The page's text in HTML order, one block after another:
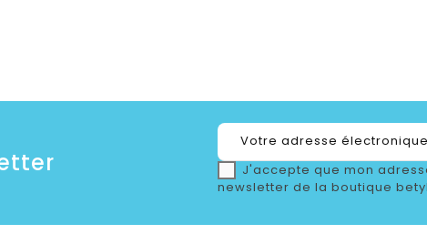
J'accepte que mon
newsletter de la boutique